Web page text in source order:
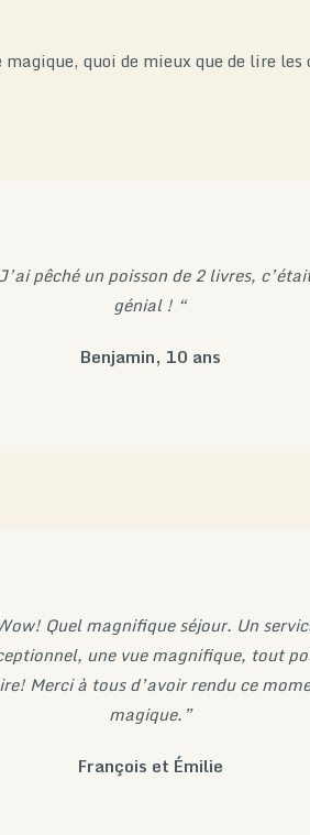
quoi de mieux que de lire les
pêché un poisson de 2 livres,
génial ! “
Benjamin, 10 ans
Quel magnifique séjour. Un
une vue magnifique, tout
Merci à tous d’avoir rendu ce
magique.”
François et Émilie